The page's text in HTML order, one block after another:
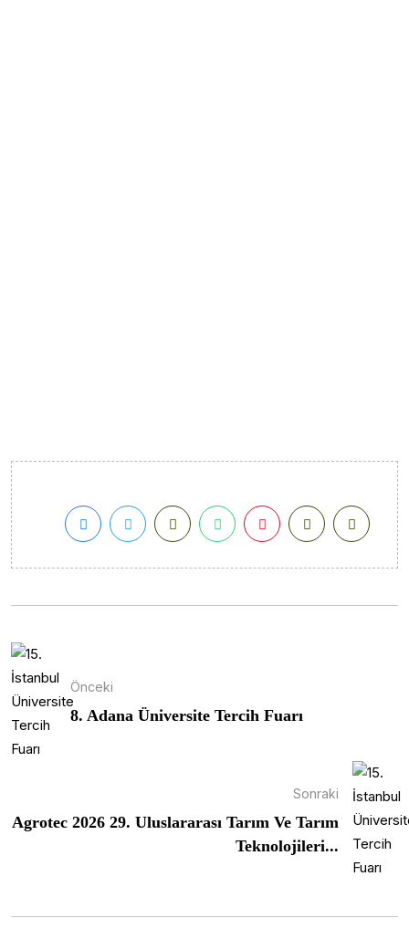
Önceki
8. Adana Üniversite Tercih Fuarı
Sonraki
Agrotec 2026 29. Uluslararası Tarım Ve Tarım
Teknolojileri...